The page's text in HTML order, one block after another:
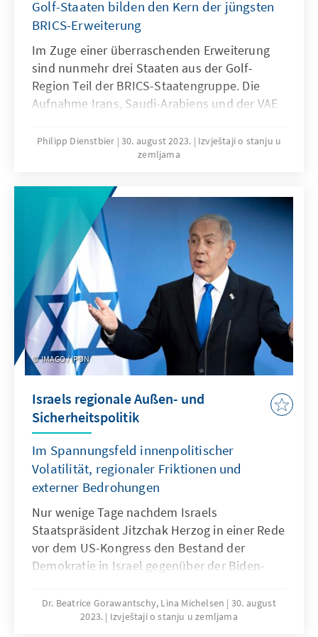
Golf-Staaten bilden den Kern der jüngsten
BRICS-Erweiterung
Im Zuge einer überraschenden Erweiterung
sind nunmehr drei Staaten aus der Golf-
Region Teil der BRICS-Staatengruppe. Die
Aufnahme Irans, Saudi-Arabiens und der VAE
bekannten Muster: Mittelmächte am Golf und
anderswo stärken ihre internationale Position
Großmachtrivalitäten. Während Riad und Abu
Dhabi ihre außenpolitischen Beziehungen
diversifizieren möchten, versucht das Regime
in Teheran ein weiteres Mal seine
internationale Isolation zu durchbrechen. Alle
drei Staaten vom Golf erhoffen sich neben
einem Machtgewinn auch Wirtschaftsimpulse.
Die traditionelle BRICS-Agenda, ein
alternatives globales Finanz- und
Währungssystem zu etablieren, könnte mit
drei wichtigen Rohstoffexporteuren zudem
Philipp Dienstbier 30. august 2023.
Izvještaji o stanju u
zemljama
IMAGO / IPON
Israels regionale Außen- und
Sicherheitspolitik
Im Spannungsfeld innenpolitischer
Volatilität, regionaler Friktionen und
externer Bedrohungen
Nur wenige Tage nachdem Israels
Staatspräsident Jitzchak Herzog in einer Rede
vor dem US-Kongress den Bestand der
Demokratie in Israel gegenüber der Biden-
Bedeutung der bilateralen Beziehungen zu
den USA gepriesen hatte, verabschiedete die
Dr. Beatrice Gorawantschy, Lina Michelsen
30. august
2023.
Izvještaji o stanju u zemljama